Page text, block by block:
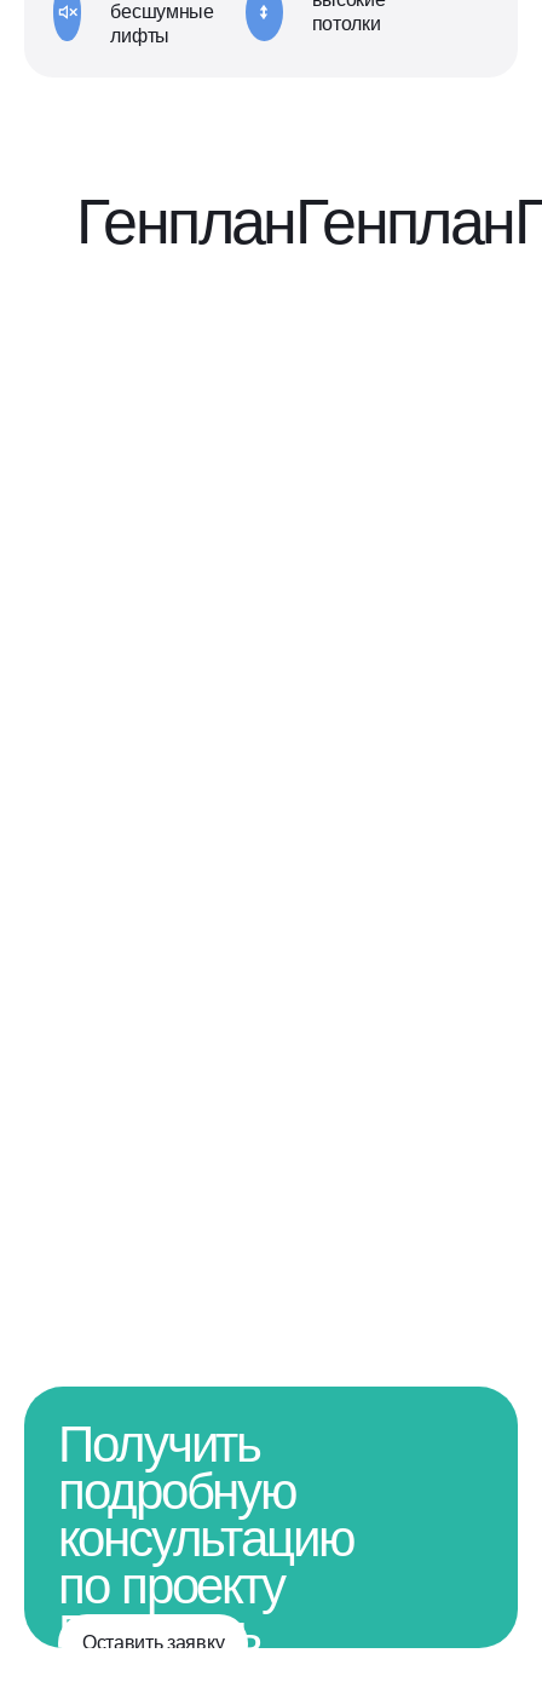
бесшумные
лифты
потолки
ГенпланГенплан
Получить
подробную
консультацию
по проекту
Получить
Оставить заявку